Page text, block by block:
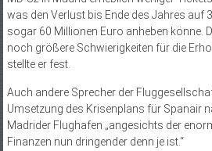
was den Verlust bis Ende des Jahres auf
sogar 60 Millionen Euro anheben könne.
noch größere Schwierigkeiten für die
stellte er fest.
Auch andere Sprecher der
Umsetzung des Krisenplans für Spanair
Madrider Flughafen „angesichts der
Finanzen nun dringender denn je ist.“